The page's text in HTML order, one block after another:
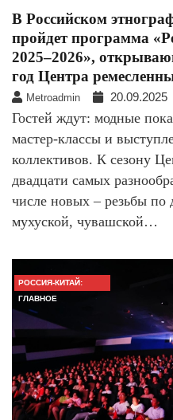
В Российском
пройдет программа
2025–2026»,
год Центра
Metroadmin 20.09.2025
Гостей ждут: модные
мастер-классы и
коллективов. К сезону
двадцати самых
числе новых – резьбы по
мухуской, чувашской…
РОССИЯ-КИТАЙ:
ГЛАВНОЕ